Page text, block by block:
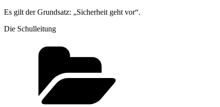
Es gilt der Grundsatz: „Sicherheit geht vor“.
Die Schulleitung